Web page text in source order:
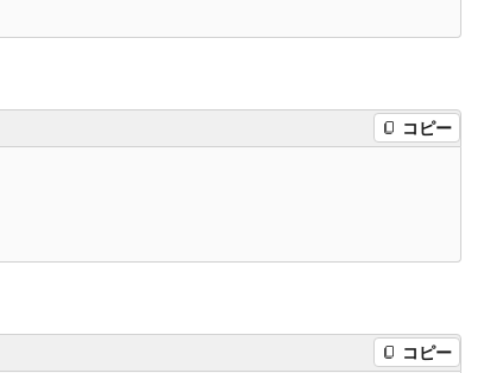
コピー
コピー